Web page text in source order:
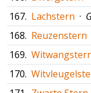
167. Lachstern ·
168. Reuzenstern
169.
170.